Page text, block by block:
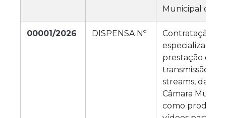
Municipal de
00001/2026 DISPENSA Nº
Contratação
especializada
prestação de
transmissão ao
streams, das
Câmara
como